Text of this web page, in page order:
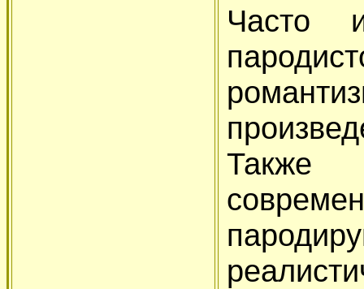
Часто
Также